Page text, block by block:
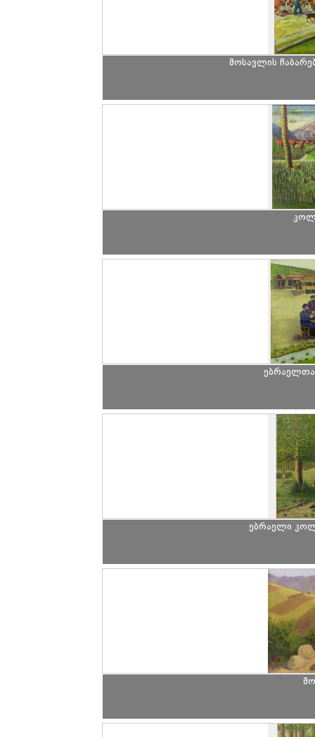
მოსავლის
ებრაელთა
ებრაელი